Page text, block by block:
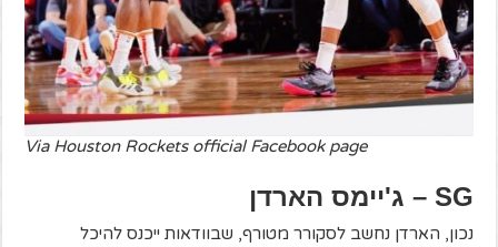
Via Houston Rockets official Facebook page
SG – ג'יימס הארדן
נכון, הארדן נחשב לסקורר מטורף, שבוודאות ייכנס להיכל